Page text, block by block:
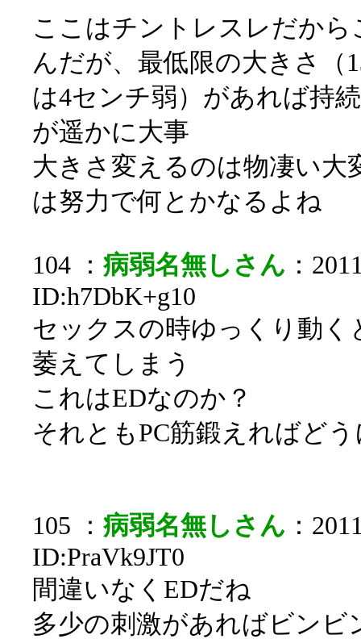
ここはチントレスレだか
んだが、最低限の大きさ（
は4センチ弱）があれば持
が遥かに大事
大きさ変えるのは物凄い大
は努力で何とかなるよね
104 ： 病弱名無しさん ：
ID:h7DbK+g10
セックスの時ゆっくり動
萎えてしまう
これはEDなのか？
それともPC筋鍛えればど
105 ： 病弱名無しさん ：
ID:PraVk9JT0
間違いなくEDだね
多少の刺激があればビンビ